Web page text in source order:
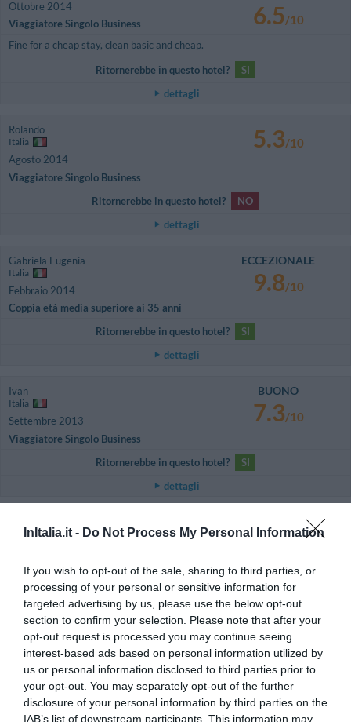
InItalia.it - Do Not Process My Personal Information
If you wish to opt-out of the sale, sharing to third parties, or
processing of your personal or sensitive information for
targeted advertising by us, please use the below opt-out
section to confirm your selection. Please note that after your
opt-out request is processed you may continue seeing
interest-based ads based on personal information utilized by
us or personal information disclosed to third parties prior to
your opt-out. You may separately opt-out of the further
disclosure of your personal information by third parties on the
IAB’s list of downstream participants. This information may
Ottobre 2014
Viaggiatore Singolo Business
6.5/10
Fine for a cheap stay, clean basic and cheap.
Ritornerebbe in questo hotel?
SI
dettagli
Rolando
Italia
Agosto 2014
Viaggiatore Singolo Business
5.3/10
Ritornerebbe in questo hotel?
NO
dettagli
Gabriela Eugenia
Italia
Febbraio 2014
Coppia età media superiore ai 35 anni
ECCEZIONALE
9.8/10
Ritornerebbe in questo hotel?
SI
dettagli
Ivan
Italia
Settembre 2013
Viaggiatore Singolo Business
BUONO
7.3/10
Ritornerebbe in questo hotel?
SI
dettagli
Italia
Coppia età media inferiore ai 35 anni
8.2
Ritornerebbe in questo hotel?
SI
dettagli
Horacio Jose
Maggio 2013
FAVOLOSO
8.6/10
Ritornerebbe in questo hotel? NON SO